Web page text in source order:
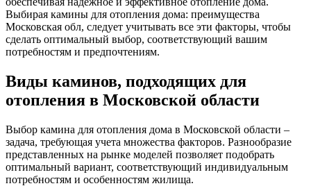
Выбирая камины для отопления дома: преимущества
Московская обл, следует учитывать все эти факторы, чтобы
сделать оптимальный выбор, соответствующий вашим
потребностям и предпочтениям.
Виды каминов, подходящих для
отопления в Московской области
Выбор камина для отопления дома в Московской области –
задача, требующая учета множества факторов. Разнообразие
представленных на рынке моделей позволяет подобрать
оптимальный вариант, соответствующий индивидуальным
потребностям и особенностям жилища.